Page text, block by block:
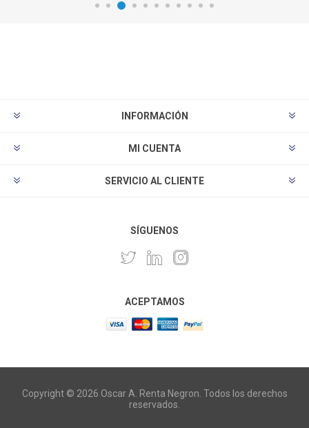
INFORMACIÓN
MI CUENTA
SERVICIO AL CLIENTE
SÍGUENOS
ACEPTAMOS
Copyright © 2026 Oscar A. Renta Negron. Todos los derechos
reservados.